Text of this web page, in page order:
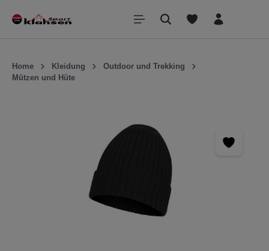
springen
Home Kleidung
Outdoor und Trekking
Mützen und Hüte